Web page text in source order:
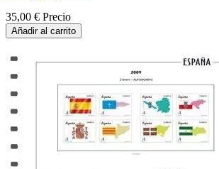
35,00 € Precio
Añadir al carrito